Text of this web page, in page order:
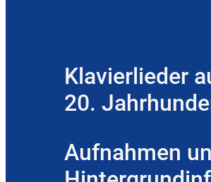
Klavierlieder
20.
Aufnahmen